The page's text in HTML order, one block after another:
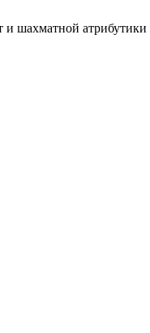
шахматной атрибутики